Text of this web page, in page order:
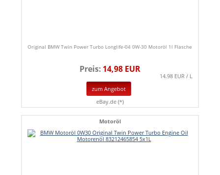
Original BMW Twin Power Turbo Longlife-04 0W-30 Motoröl 1l Flasche
Preis: 14,98 EUR
14.98 EUR / L
zum Angebot
eBay.de (*)
Motoröl